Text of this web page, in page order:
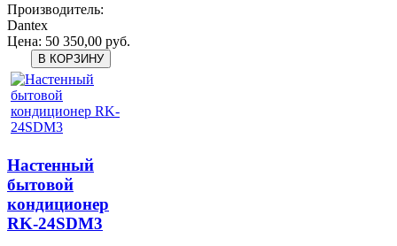
Производитель:
Dantex
Цена: 50 350,00 руб.
Настенный
бытовой
кондиционер
RK-24SDM3